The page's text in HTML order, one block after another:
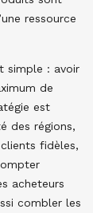
ressource
simple : avoir
de
est
des régions,
fidèles,
acheteurs
combler les